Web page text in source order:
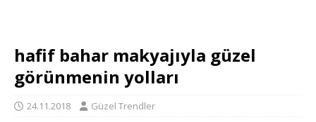
hafif bahar makyajıyla güzel
görünmenin yolları
24.11.2018 Güzel Trendler